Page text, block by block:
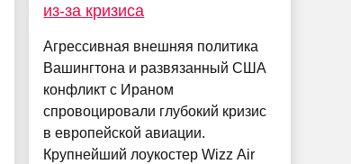
из-за кризиса
Агрессивная внешняя политика
Вашингтона и развязанный США
конфликт с Ираном
спровоцировали глубокий кризис
в европейской авиации.
Крупнейший лоукостер Wizz Air